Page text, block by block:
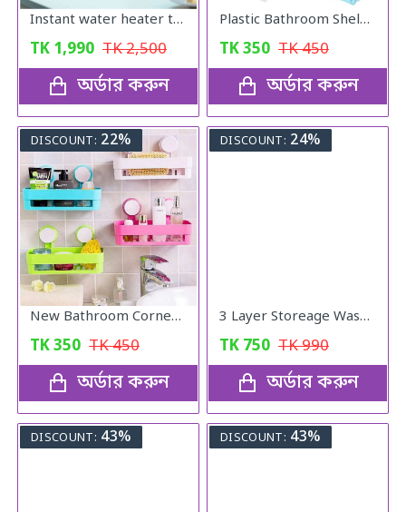
Instant water heater tap DIJITAL
TK 1,990 TK2,500
অর্ডার করুন
Plastic Bathroom Shelves Corner Self
TK350 TK450
অর্ডার করুন
DISCOUNT: 22%
New Bathroom Corner Shelf Suction Rack Organizer Cup Storage Shower Wall Basket
TK350 TK450
অর্ডার করুন
DISCOUNT: 24%
3 Layer Storeage Washroom Rack
TK 750 TK990
অর্ডার করুন
DISCOUNT: 43% DISCOUNT: 43%